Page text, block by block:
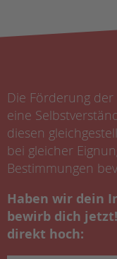
Die Förderung
eine
diesen
bei gleicher
Bestimmungen
Haben wir dein
bewirb dich
direkt hoch: